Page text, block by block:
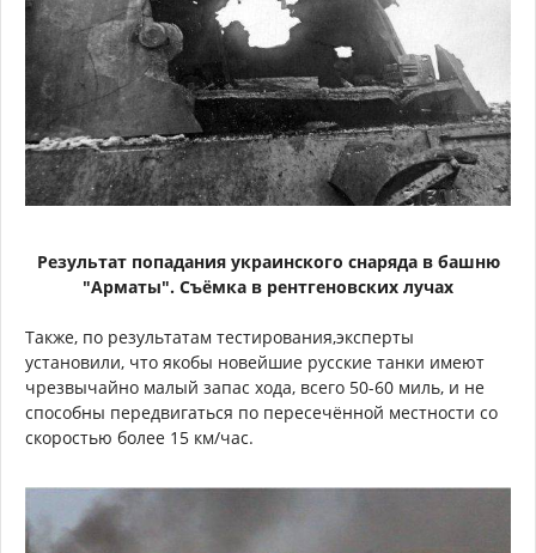
Результат попадания украинского снаряда в башню
"Арматы". Съёмка в рентгеновских лучах
Также, по результатам тестирования,эксперты
установили, что якобы новейшие русские танки имеют
чрезвычайно малый запас хода, всего 50-60 миль, и не
способны передвигаться по пересечённой местности со
скоростью более 15 км/час.